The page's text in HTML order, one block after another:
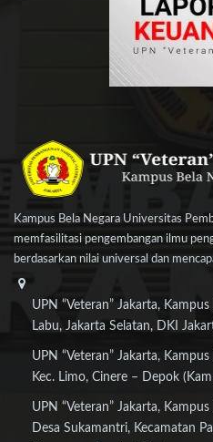
Kampus Bela Negara Universitas
memfasilitasi pengembangan ilmu
berdasarkan nilai universal dan
UPN “Veteran” Jakarta,
Labu, Jakarta Selatan, DKI
UPN “Veteran” Jakarta,
Kec. Limo, Cinere – Depok
UPN “Veteran” Jakarta,
Desa Sukamantri, Kecamatan